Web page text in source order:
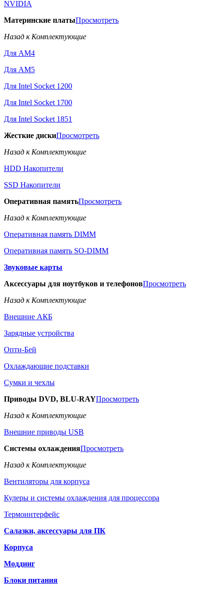
NVIDIA
Материнские платыПросмотреть
Назад к Комплектующие
Для AM4
Для AM5
Для Intel Socket 1200
Для Intel Socket 1700
Для Intel Socket 1851
Жесткие дискиПросмотреть
Назад к Комплектующие
HDD Накопители
SSD Накопители
Оперативная памятьПросмотреть
Назад к Комплектующие
Оперативная память DIMM
Оперативная память SO-DIMM
Звуковые карты
Аксессуары для ноутбуков и телефоновПросмотреть
Назад к Комплектующие
Внешние АКБ
Зарядные устройства
Опти-Бей
Охлаждающие подставки
Сумки и чехлы
Приводы DVD, BLU-RAYПросмотреть
Назад к Комплектующие
Внешние приводы USB
Системы охлажденияПросмотреть
Назад к Комплектующие
Вентиляторы для корпуса
Кулеры и системы охлаждения для процессора
Термоинтерфейс
Салазки, аксессуары для ПК
Корпуса
Моддинг
Блоки питания